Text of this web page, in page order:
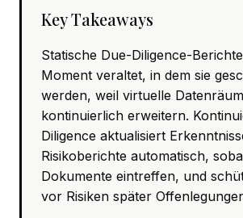
Key Takeaways
Statische Due-Diligence-
Moment veraltet, in dem sie
werden, weil virtuelle
kontinuierlich erweitern.
Diligence aktualisiert
Risikoberichte automatisch,
Dokumente eintreffen, und
vor Risiken später